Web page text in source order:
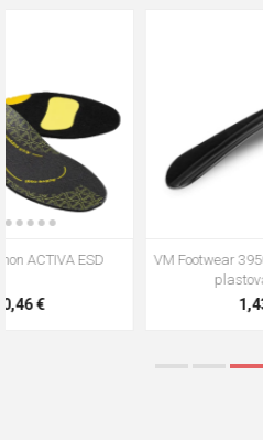
VM Footwear 3009 Vkladacia